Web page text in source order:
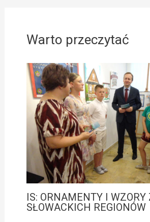
Warto przeczytać
IS: ORNAMENTY I WZORY
SŁOWACKICH REGIONÓW